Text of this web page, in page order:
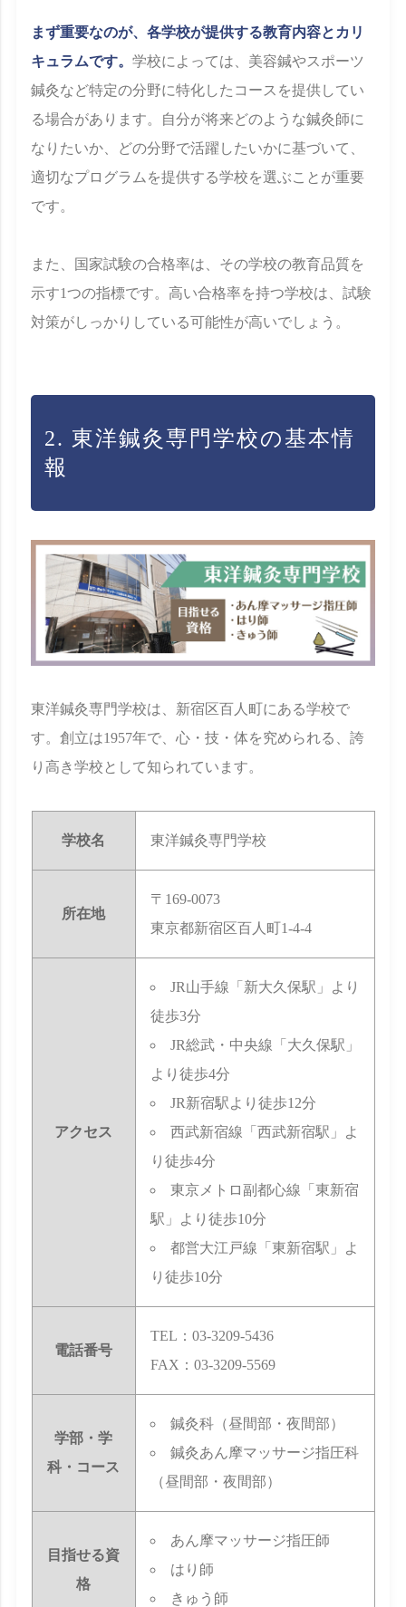
まず重要なのが、各学校が提供する教育内容とカリ
キュラムです。学校によっては、美容鍼やスポーツ
鍼灸など特定の分野に特化したコースを提供してい
る場合があります。自分が将来どのような鍼灸師に
なりたいか、どの分野で活躍したいかに基づいて、
適切なプログラムを提供する学校を選ぶことが重要
です。
また、国家試験の合格率は、その学校の教育品質を
示す1つの指標です。高い合格率を持つ学校は、試験
対策がしっかりしている可能性が高いでしょう。
2. 東洋鍼灸専門学校の基本情
報
東洋鍼灸専門学校は、新宿区百人町にある学校で
す。創立は1957年で、心・技・体を究められる、誇
り高き学校として知られています。
学校名 東洋鍼灸専門学校
所在地
〒169-0073
東京都新宿区百人町1-4-4
アクセス
JR山手線「新大久保駅」より
徒歩3分
JR総武・中央線「大久保駅」
より徒歩4分
JR新宿駅より徒歩12分
西武新宿線「西武新宿駅」よ
り徒歩4分
東京メトロ副都心線「東新宿
駅」より徒歩10分
都営大江戸線「東新宿駅」よ
り徒歩10分
電話番号
TEL：03-3209-5436
FAX：03-3209-5569
学部・学
科・コース
鍼灸科（昼間部・夜間部）
鍼灸あん摩マッサージ指圧科
（昼間部・夜間部）
目指せる資
格
あん摩マッサージ指圧師
はり師
きゅう師